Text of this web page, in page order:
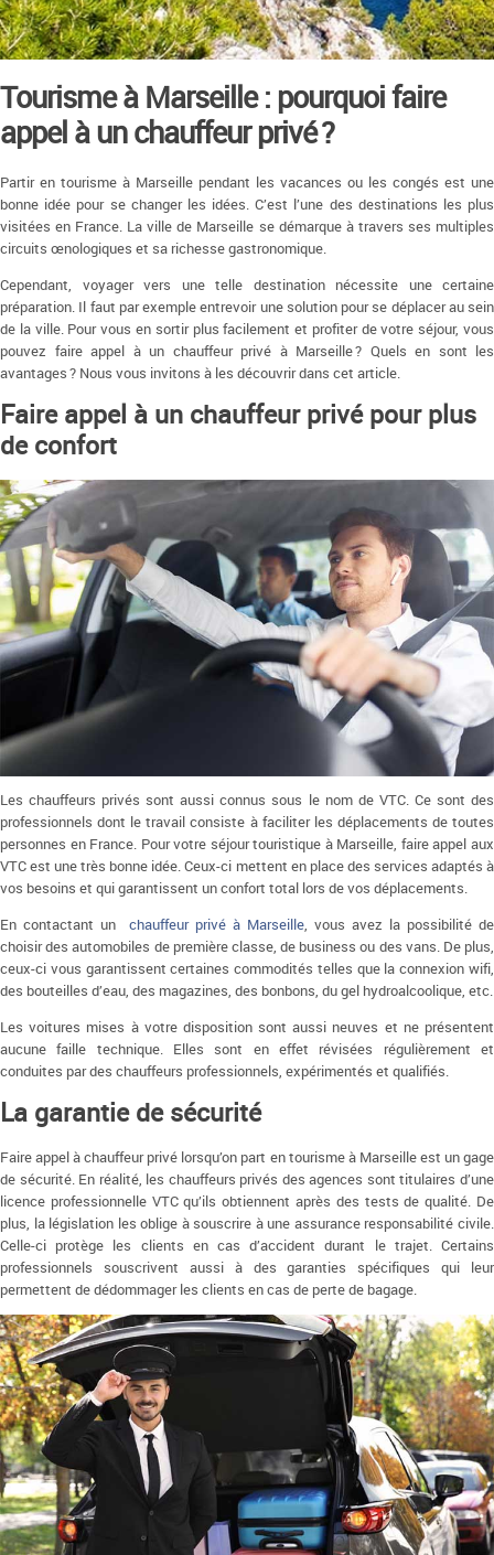
Tourisme à Marseille : pourquoi faire
appel à un chauffeur privé ?
Partir en tourisme à Marseille pendant les vacances ou les congés est une
bonne idée pour se changer les idées. C’est l’une des destinations les plus
visitées en France. La ville de Marseille se démarque à travers ses multiples
circuits œnologiques et sa richesse gastronomique.
Cependant, voyager vers une telle destination nécessite une certaine
préparation. Il faut par exemple entrevoir une solution pour se déplacer au sein
de la ville. Pour vous en sortir plus facilement et profiter de votre séjour, vous
pouvez faire appel à un chauffeur privé à Marseille ? Quels en sont les
avantages ? Nous vous invitons à les découvrir dans cet article.
Faire appel à un chauffeur privé pour plus
de confort
Les chauffeurs privés sont aussi connus sous le nom de VTC. Ce sont des
professionnels dont le travail consiste à faciliter les déplacements de toutes
personnes en France. Pour votre séjour touristique à Marseille, faire appel aux
VTC est une très bonne idée. Ceux-ci mettent en place des services adaptés à
vos besoins et qui garantissent un confort total lors de vos déplacements.
En contactant un
chauffeur privé à Marseille, vous avez la possibilité de
choisir des automobiles de première classe, de business ou des vans. De plus,
ceux-ci vous garantissent certaines commodités telles que la connexion wifi,
des bouteilles d’eau, des magazines, des bonbons, du gel hydroalcoolique, etc.
Les voitures mises à votre disposition sont aussi neuves et ne présentent
aucune faille technique. Elles sont en effet révisées régulièrement et
conduites par des chauffeurs professionnels, expérimentés et qualifiés.
La garantie de sécurité
Faire appel à chauffeur privé lorsqu’on part en tourisme à Marseille est un gage
de sécurité. En réalité, les chauffeurs privés des agences sont titulaires d’une
licence professionnelle VTC qu’ils obtiennent après des tests de qualité. De
plus, la législation les oblige à souscrire à une assurance responsabilité civile.
Celle-ci protège les clients en cas d’accident durant le trajet. Certains
professionnels souscrivent aussi à des garanties spécifiques qui leur
permettent de dédommager les clients en cas de perte de bagage.